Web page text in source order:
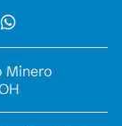
Minero